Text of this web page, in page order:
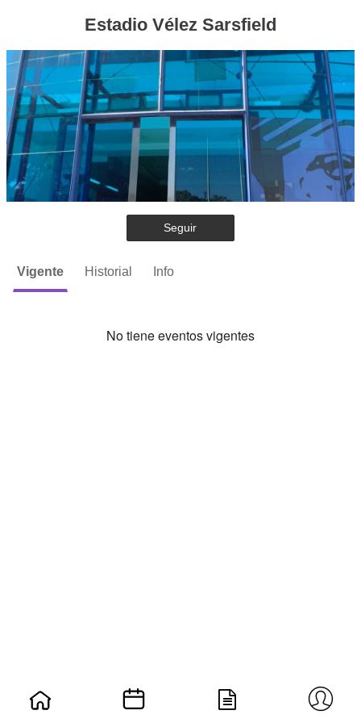
Estadio Vélez Sarsfield
Seguir
Vigente Historial Info
No tiene eventos vigentes